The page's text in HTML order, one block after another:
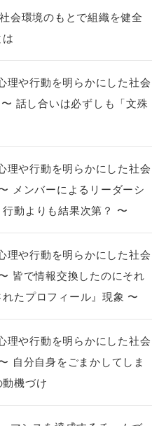
会環境のもとで組織を健全
理や行動を明らかにした社会
話し合いは必ずしも「文殊
理や行動を明らかにした社会
メンバーによるリーダーシ
動よりも結果次第？ 〜
理や行動を明らかにした社会
皆で情報交換したのにそれ
たプロフィール』現象 〜
理や行動を明らかにした社会
自分自身をごまかしてしま
機づけ